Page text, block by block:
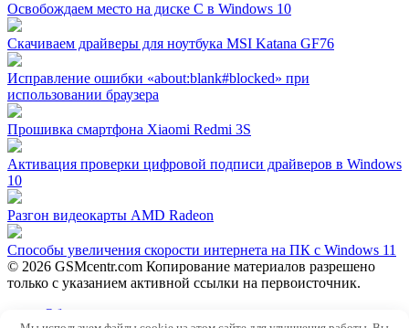
Освобождаем место на диске C в Windows 10
Скачиваем драйверы для ноутбука MSI Katana GF76
Исправление ошибки «about:blank#blocked» при
использовании браузера
Прошивка смартфона Xiaomi Redmi 3S
Активация проверки цифровой подписи драйверов в Windows
10
Разгон видеокарты AMD Radeon
Способы увеличения скорости интернета на ПК с Windows 11
© 2026 GSMcentr.com Копирование материалов разрешено
только с указанием активной ссылки на первоисточник.
Обратная связь